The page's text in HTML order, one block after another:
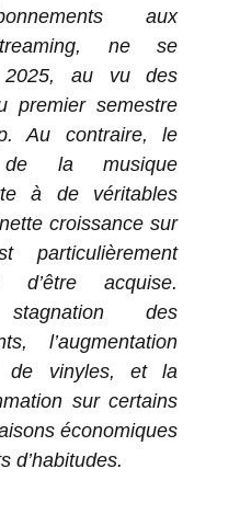
aux
ne se
2025, au vu des
premier semestre
Au contraire, le
de la musique
à de véritables
croissance sur
acquise.
des
l’augmentation
de vinyles, et la
sur certains
économiques
d’habitudes.